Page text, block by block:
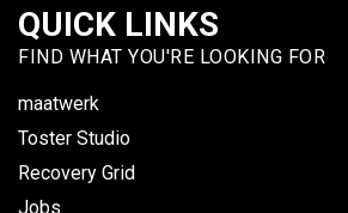
QUICK LINKS
FIND WHAT YOU'RE LOOKING FOR
maatwerk
Toster Studio
Recovery Grid
Jobs